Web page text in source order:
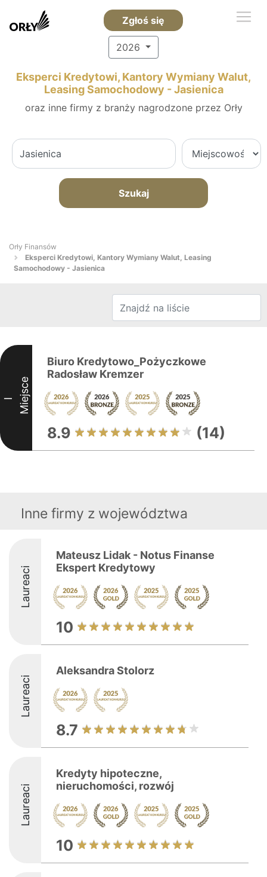
Zgłoś się
2026
Eksperci Kredytowi, Kantory Wymiany Walut,
Leasing Samochodowy - Jasienica
oraz inne firmy z branży nagrodzone przez Orły
Szukaj
Orły Finansów
Eksperci Kredytowi, Kantory Wymiany Walut, Leasing
Samochodowy - Jasienica
I Miejsce
Biuro Kredytowo_Pożyczkowe
Radosław Kremzer
8.9 (14)
Inne firmy z województwa
Laureaci
Mateusz Lidak - Notus Finanse
Ekspert Kredytowy
10
Laureaci
Aleksandra Stolorz
8.7
Laureaci
Kredyty hipoteczne,
nieruchomości, rozwój
10